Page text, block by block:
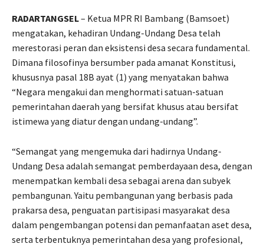
RADARTANGSEL– Ketua MPR RI Bambang (Bamsoet)
mengatakan, kehadiran Undang-Undang Desa telah
merestorasi peran dan eksistensi desa secara fundamental.
Dimana filosofinya bersumber pada amanat Konstitusi,
khususnya pasal 18B ayat (1) yang menyatakan bahwa
“Negara mengakui dan menghormati satuan-satuan
pemerintahan daerah yang bersifat khusus atau bersifat
istimewa yang diatur dengan undang-undang”.
“Semangat yang mengemuka dari hadirnya Undang-
Undang Desa adalah semangat pemberdayaan desa, dengan
menempatkan kembali desa sebagai arena dan subyek
pembangunan. Yaitu pembangunan yang berbasis pada
prakarsa desa, penguatan partisipasi masyarakat desa
dalam pengembangan potensi dan pemanfaatan aset desa,
serta terbentuknya pemerintahan desa yang profesional,